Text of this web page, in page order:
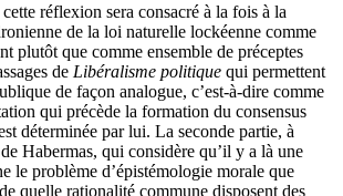
réflexion sera consacré à la fois à la
de la loi naturelle lockéenne comme
plutôt que comme ensemble de préceptes
de Libéralisme politique qui permettent
de façon analogue, c’est-à-dire comme
qui précède la formation du consensus
déterminée par lui. La seconde partie, à
Habermas, qui considère qu’il y a là une
le problème d’épistémologie morale que
quelle rationalité commune disposent des